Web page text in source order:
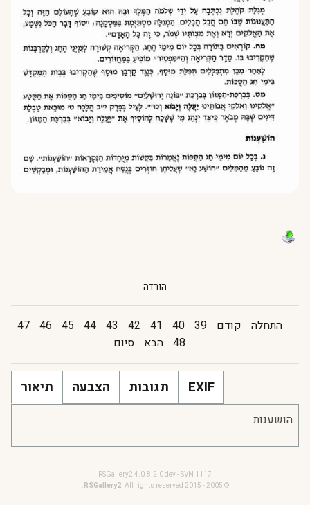
הורדה
התחלה קודם 39
40
41
42
43
44
45
46
47
48 הבא סיום
תיאור הצבעה תגובות EXIF
הושענות
RSGallery2 4.0.8.2.0 dev - SVN 1117
© 2005 - 2015
RSGallery2. All rights reserved.